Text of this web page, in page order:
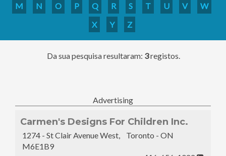
M
N O P Q R S T U V
W
X
Y Z
Da sua pesquisa resultaram: 3registos.
Advertising
Carmen's Designs For Children Inc.
1274 - St Clair Avenue West, Toronto - ON
M6E1B9